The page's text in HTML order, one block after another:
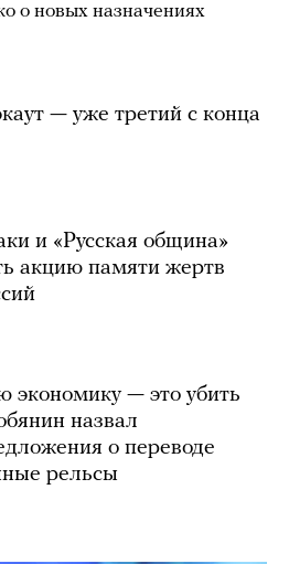
о новых назначениях
— уже третий с конца
и «Русская община»
акцию памяти жертв
экономику — это убить
назвал
о переводе
рельсы